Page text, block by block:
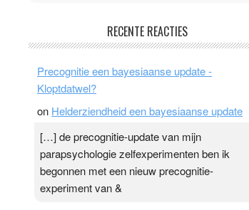
Ward van Beek
topsporters. Ze hopen ermee hun hartslag te
verlagen terwijl ze meer zuurstof opnemen.
Daarop heeft zo’n pleister geen effect. Maar het
zijn. Door…Lees meer Pleisterplakkers in de
topspsort ›[...]
RECENTE REACTIES
Precognitie een bayesiaanse update -
Kloptdatwel?
on Helderziendheid een bayesiaanse update
[…] de precognitie-update van mijn
parapsychologie zelfexperimenten ben ik
begonnen met een nieuw precognitie-
experiment van &